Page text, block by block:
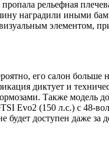
рельефная
наградили иными
элементом,
его салон больше
диктует и
Также модель
Evo2 (150 л.с.) с 48-
доступен даже за